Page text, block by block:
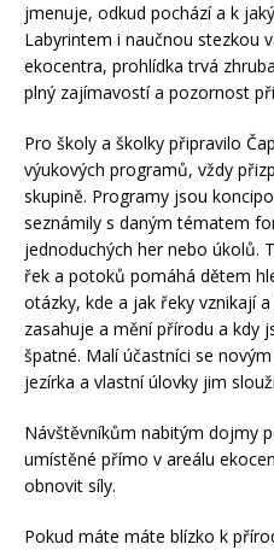
jmenuje, odkud pochází a k
Labyrintem i naučnou stezkou
ekocentra, prohlídka trvá
plný zajímavostí a pozornost
Pro školy a školky připravilo
výukových programů, vždy
skupině. Programy jsou
seznámily s daným tématem
jednoduchých her nebo úkolů.
řek a potoků pomáhá dětem
otázky, kde a jak řeky vznikají
zasahuje a mění přírodu a kdy
špatné. Malí účastníci se
jezírka a vlastní úlovky jim
Návštěvníkům nabitým dojmy
umístěné přímo v areálu
obnovit síly.
Pokud máte máte blízko k